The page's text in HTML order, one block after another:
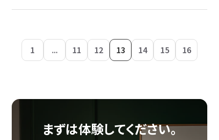
1 ... 11 12 13 14 15 16
まずは体験してください。